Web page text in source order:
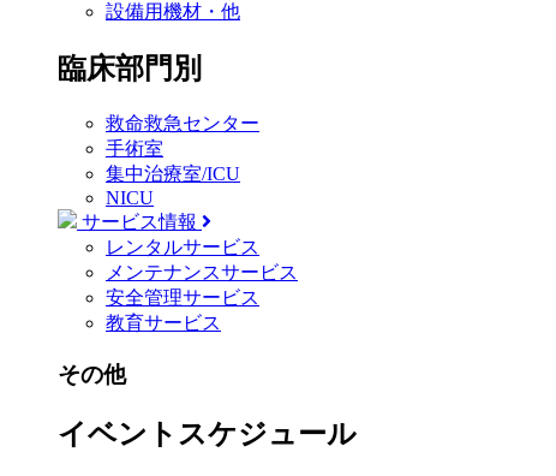
設備用機材・他
臨床部門別
救命救急センター
手術室
集中治療室/ICU
NICU
サービス情報
レンタルサービス
メンテナンスサービス
安全管理サービス
教育サービス
その他
イベントスケジュール